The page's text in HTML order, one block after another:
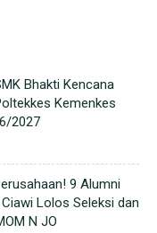
Bhakti Kencana
Kemenkes
2027
9 Alumni
Lolos Seleksi dan
N JO